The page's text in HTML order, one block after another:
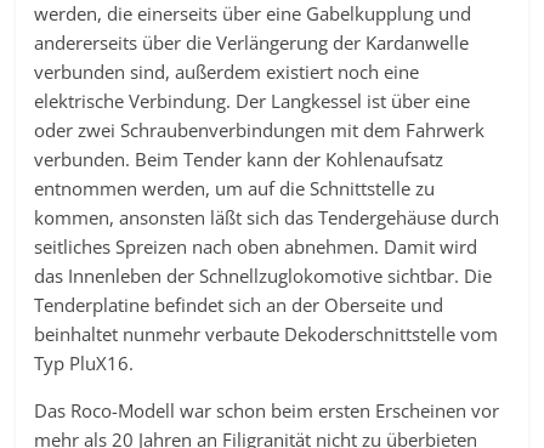
werden, die einerseits über eine Gabelkupplung und
andererseits über die Verlängerung der Kardanwelle
verbunden sind, außerdem existiert noch eine
elektrische Verbindung. Der Langkessel ist über eine
oder zwei Schraubenverbindungen mit dem Fahrwerk
verbunden. Beim Tender kann der Kohlenaufsatz
entnommen werden, um auf die Schnittstelle zu
kommen, ansonsten läßt sich das Tendergehäuse durch
seitliches Spreizen nach oben abnehmen. Damit wird
das Innenleben der Schnellzuglokomotive sichtbar. Die
Tenderplatine befindet sich an der Oberseite und
beinhaltet nunmehr verbaute Dekoderschnittstelle vom
Typ PluX16.
Das Roco-Modell war schon beim ersten Erscheinen vor
mehr als 20 Jahren an Filigranität nicht zu überbieten